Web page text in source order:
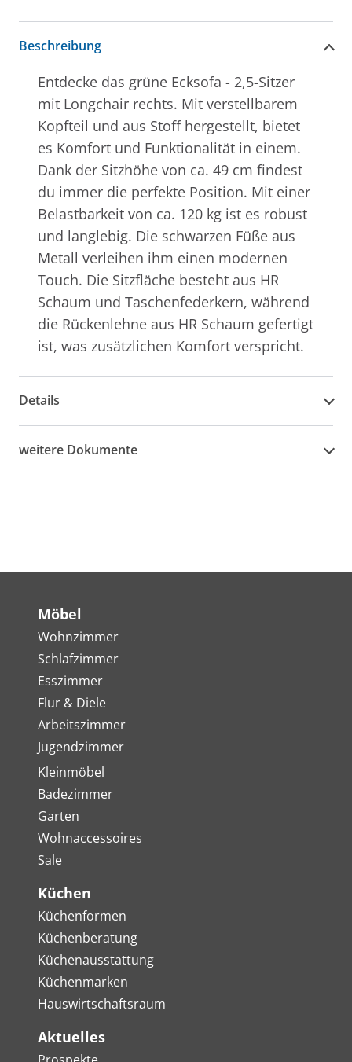
Beschreibung
Entdecke das grüne Ecksofa - 2,5-Sitzer
mit Longchair rechts. Mit verstellbarem
Kopfteil und aus Stoff hergestellt, bietet
es Komfort und Funktionalität in einem.
Dank der Sitzhöhe von ca. 49 cm findest
du immer die perfekte Position. Mit einer
Belastbarkeit von ca. 120 kg ist es robust
und langlebig. Die schwarzen Füße aus
Metall verleihen ihm einen modernen
Touch. Die Sitzfläche besteht aus HR
Schaum und Taschenfederkern, während
die Rückenlehne aus HR Schaum gefertigt
ist, was zusätzlichen Komfort verspricht.
Details
weitere Dokumente
Möbel
Wohnzimmer
Schlafzimmer
Esszimmer
Flur & Diele
Arbeitszimmer
Jugendzimmer
Kleinmöbel
Badezimmer
Garten
Wohnaccessoires
Sale
Küchen
Küchenformen
Küchenberatung
Küchenausstattung
Küchenmarken
Hauswirtschaftsraum
Aktuelles